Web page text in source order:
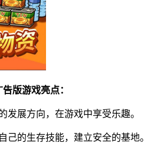
版游戏亮点：
发展方向，在游戏中享受乐趣。
己的生存技能，建立安全的基地。